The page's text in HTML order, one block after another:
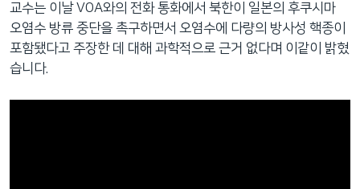
교수는 이날 VOA와의 전화 통화에서 북한이 일본의 후쿠시마
오염수 방류 중단을 촉구하면서 오염수에 다량의 방사성 핵종이
포함됐다고 주장한 데 대해 과학적으로 근거 없다며 이같이 밝혔
습니다.